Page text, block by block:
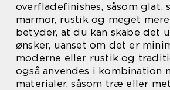
overfladefinishes, såsom glat,
marmor, rustik og meget
betyder, at du kan skabe det
ønsker, uanset om det er
moderne eller rustik og
også anvendes i kombination
materialer, såsom træ eller